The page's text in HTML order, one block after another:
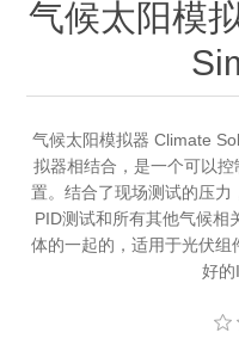
外延设备
标准样品（光伏）
激光尘埃粒子计数器
薄层电阻量测系统
太阳模拟器
X射线类
气候太阳模
气候太阳模拟器 Climate
拟器相结合，是一个可以
置。结合了现场测试的压力
PID测试和所有其他气候相
体的一起的，适用于光伏
好的